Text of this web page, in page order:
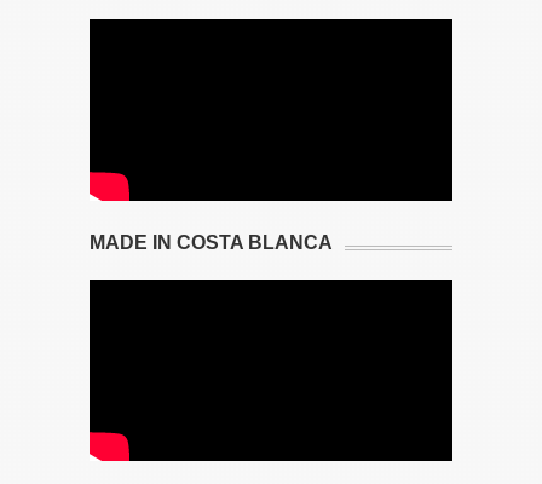
MADE IN COSTA BLANCA